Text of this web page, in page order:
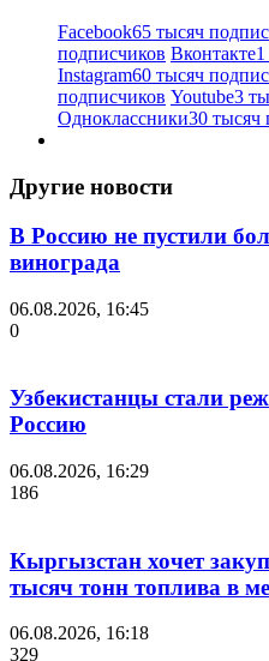
Facebook65 тысяч
подписчиков Вконтакте
Instagram60 тысяч
подписчиков Youtube3
Одноклассники30 тысяч
Другие новости
В Россию не пустили
винограда
06.08.2026, 16:45
0
Узбекистанцы стали
Россию
06.08.2026, 16:29
186
Кыргызстан хочет
тысяч тонн топлива в
06.08.2026, 16:18
329